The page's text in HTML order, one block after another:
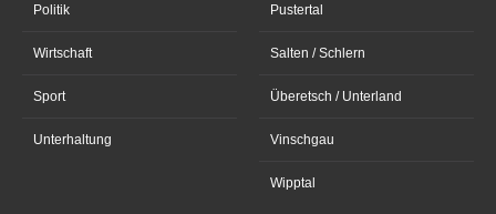
Politik
Wirtschaft
Sport
Unterhaltung
Pustertal
Salten / Schlern
Überetsch / Unterland
Vinschgau
Wipptal